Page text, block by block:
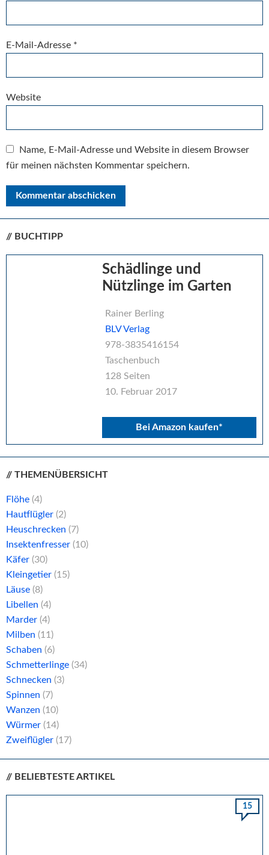
E-Mail-Adresse *
Website
Name, E-Mail-Adresse und Website in diesem Browser
für meinen nächsten Kommentar speichern.
Seitenspalte
// BUCHTIPP
Schädlinge und
Nützlinge im Garten
Rainer Berling
BLV Verlag
978-3835416154
Taschenbuch
128 Seiten
10. Februar 2017
Bei Amazon kaufen*
// THEMENÜBERSICHT
Flöhe (4)
Hautflügler (2)
Heuschrecken (7)
Insektenfresser (10)
Käfer (30)
Kleingetier (15)
Läuse (8)
Libellen (4)
Marder (4)
Milben (11)
Schaben (6)
Schmetterlinge (34)
Schnecken (3)
Spinnen (7)
Wanzen (10)
Würmer (14)
Zweiflügler (17)
// BELIEBTESTE ARTIKEL
15